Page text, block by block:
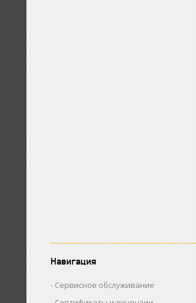
Навигация
Сервисное обслуживание